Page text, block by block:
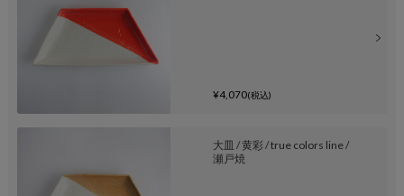
¥4,070(税込)
大皿 / 黄彩 / true colors line /
瀬戸焼